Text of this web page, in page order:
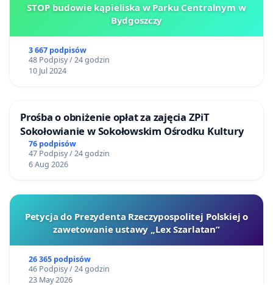
STOP budowie kąpieliska w Parku Centralnym w
Bydgoszczy
3 667 podpisów
48 Podpisy / 24 godzin
10 Jul 2024
Prośba o obniżenie opłat za zajęcia ZPiT
Sokołowianie w Sokołowskim Ośrodku Kultury
76 podpisów
47 Podpisy / 24 godzin
6 Aug 2026
Petycja do Prezydenta Rzeczypospolitej Polskiej o
zawetowanie ustawy „Lex Szarlatan”
26 365 podpisów
46 Podpisy / 24 godzin
23 May 2026